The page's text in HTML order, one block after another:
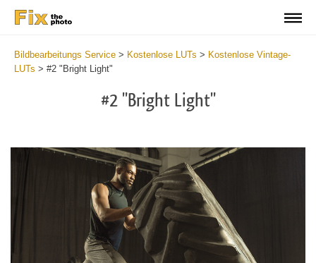
Bildbearbeitungs Service > Kostenlose LUTs > Kostenlose Vintage-
LUTs > #2 "Bright Light"
#2 "Bright Light"